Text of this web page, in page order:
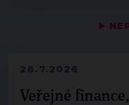
▶
28.7.2026
Veřejné